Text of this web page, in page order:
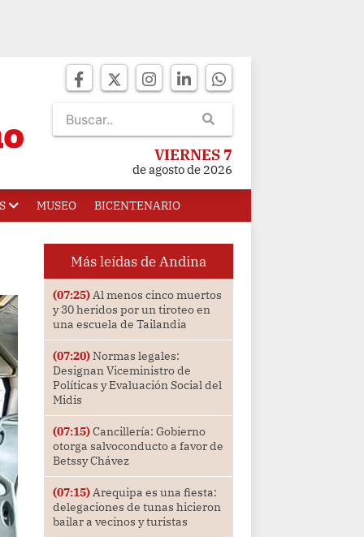
VIERNES 7
de agosto de 2026
MUSEO BICENTENARIO
Más leídas de Andina
(07:25)Al menos cinco muertos
y 30 heridos por un tiroteo en
una escuela de Tailandia
(07:20)Normas legales:
Designan Viceministro de
Políticas y Evaluación Social del
Midis
(07:15)Cancillería: Gobierno
otorga salvoconducto a favor de
Betssy Chávez
(07:15)Arequipa es una fiesta:
delegaciones de tunas hicieron
bailar a vecinos y turistas